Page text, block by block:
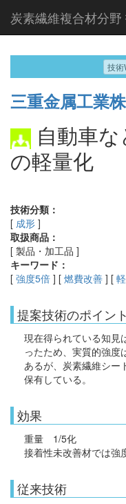
炭素繊維複合材分
技術
三重金属工業
自動車
の軽量化
技術分類：
[ 成形 ]
取扱商品：
[ 製品・加工品 ]
キーワード：
[ 強度5倍 ] [ 燃費改善 ] [
提案技術のポイント
現在得られている知見
ったため、実質的強度
あるが、炭素繊維シー
保有している。
効果
重量 1/5化
接着性未改善材では強
従来技術